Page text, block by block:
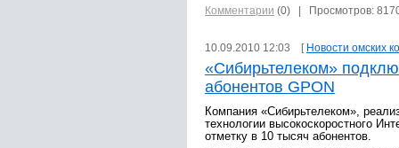
Комментарии (0) | Просмотров:
10.09.2010 12:03 [ Новости омских
«Сибирьтелеком»
абонентов GPON
Компания «Сибирьтелеком»,
технологии высокоскоростного
отметку в 10 тысяч абонентов.